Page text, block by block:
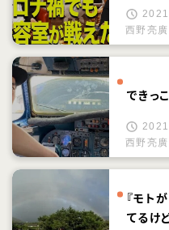
西野亮
できっ
西野亮
『モト
てるけ